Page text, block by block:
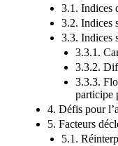
3.1. Indices
3.2. Indices
3.3. Indices
3.3.1.
3.3.2.
3.3.3.
participe
4. Défis pour
5. Facteurs
5.1.